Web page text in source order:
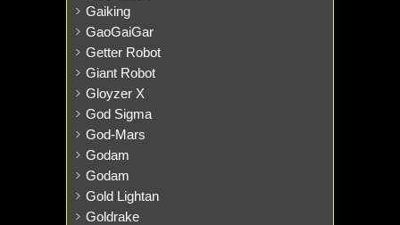
Gaiking
GaoGaiGar
Getter Robot
Giant Robot
Gloyzer X
God Sigma
God-Mars
Godam
Godam
Gold Lightan
Goldrake